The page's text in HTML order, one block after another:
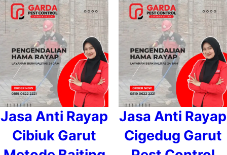
Jasa Anti Rayap
Cibiuk Garut
Jasa Anti Rayap
Cigedug Garut